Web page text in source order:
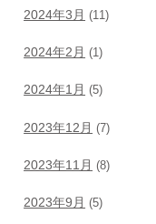
2024年3月 (11)
2024年2月 (1)
2024年1月 (5)
2023年12月 (7)
2023年11月 (8)
2023年9月 (5)